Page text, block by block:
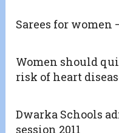
Sarees for women
Women should
risk of heart
Dwarka Schools
session 2011